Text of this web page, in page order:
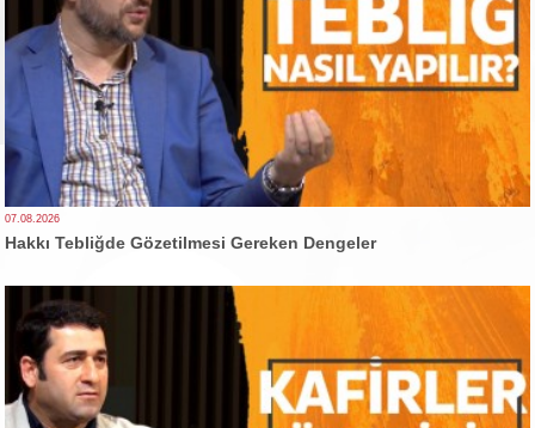
07.08.2026
Hakkı Tebliğde Gözetilmesi Gereken Dengeler